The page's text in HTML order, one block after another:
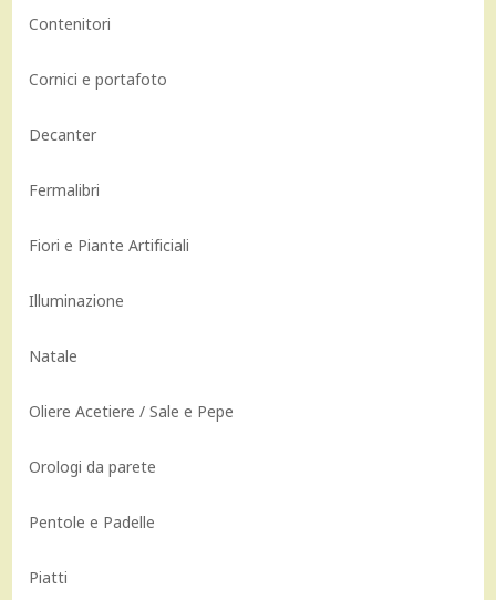
Contenitori
Cornici e portafoto
Decanter
Fermalibri
Fiori e Piante Artificiali
Illuminazione
Natale
Oliere Acetiere / Sale e Pepe
Orologi da parete
Pentole e Padelle
Piatti